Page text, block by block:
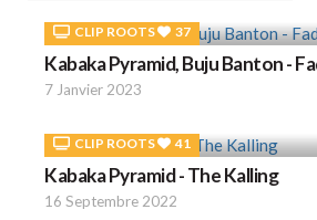
CLIP ROOTS 37
Kabaka Pyramid, Buju Banton -
7 Janvier 2023
CLIP ROOTS 41
Kabaka Pyramid - The Kalling
16 Septembre 2022